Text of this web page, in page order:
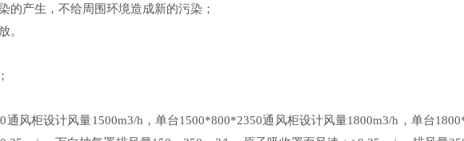
染的产生，不给周围环境造成新的污染；
。
s；
通风柜设计风量1500m3/h，单台1500*800*2350通风柜设计风量1800m3/h，单台